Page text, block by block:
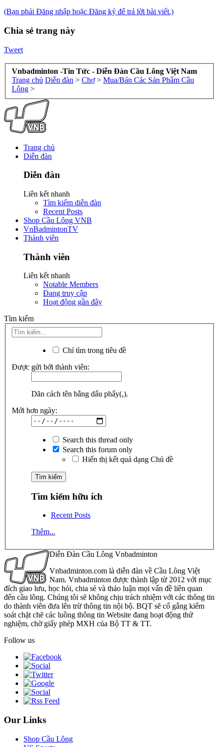
(Bạn phải Đăng nhập hoặc Đăng ký để trả lời bài viết.)
Chia sẻ trang này
Tweet
Vnbadminton -Tin Tức - Diễn Đàn Cầu Lông Việt Nam
Trang chủ Diễn đàn > Chợ > Mua/Bán Các Sản Phẩm Cầu
Lông >
Trang chủ
Diễn đàn
Diễn đàn
Liên kết nhanh
Tìm kiếm diễn đàn
Recent Posts
Shop Cầu Lông VNB
VnBadmintonTV
Thành viên
Thành viên
Liên kết nhanh
Notable Members
Đang truy cập
Hoạt động gần đây
Tìm kiếm
Chỉ tìm trong tiêu đề
Được gửi bởi thành viên:
Dãn cách tên bằng dấu phẩy(,).
Mới hơn ngày:
Search this thread only
Search this forum only
Hiển thị kết quả dạng Chủ đề
Tìm kiếm hữu ích
Recent Posts
Thêm...
Diễn Đàn Cầu Lông Vnbadminton
Vnbadminton.com là diễn đàn về Cầu Lông Việt
Nam. Vnbadminton được thành lập từ 2012 với mục
đích giao lưu, học hỏi, chia sẻ và thảo luận mọi vấn đề liên quan
đến cầu lông. Chúng tôi sẽ không chịu trách nhiệm với các thông tin
do thành viên đưa lên trừ thông tin nội bộ. BQT sẽ cố gắng kiểm
soát chặt chẽ các luồng thông tin Website đang hoạt động thử
nghiệm, chờ giấy phép MXH của Bộ TT & TT.
Follow us
Our Links
Shop Cầu Lông